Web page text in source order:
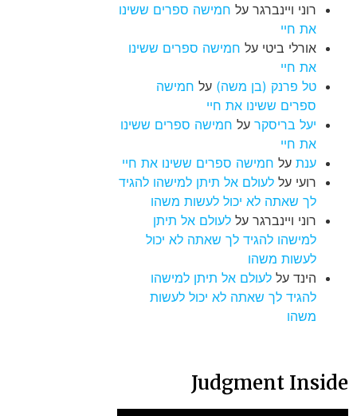
רוני ויינברגרעל חמישה ספרים ששינו
את חיי
אורלי ביטי על חמישה ספרים ששינו
את חיי
טל פרנק (בן משה) על חמישה
ספרים ששינו את חיי
יעל בריסקרעל חמישה ספרים ששינו
את חיי
ענתעל חמישה ספרים ששינו את חיי
רועי על לעולם אל תיתן למישהו להגיד
לך שאתה לא יכול לעשות משהו
רוני ויינברגרעל לעולם אל תיתן
למישהו להגיד לך שאתה לא יכול
לעשות משהו
הינדעל לעולם אל תיתן למישהו
להגיד לך שאתה לא יכול לעשות
משהו
Judgment Inside